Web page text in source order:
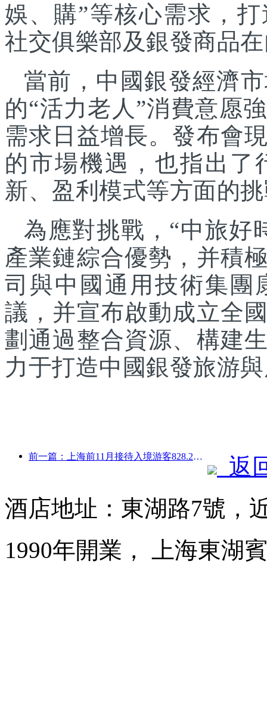
娛、購”等核心需求，
社交俱樂部及銀發商品
當前，中國銀發經濟
的“活力老人”消費意愿
需求日益增長。發布會
的市場機遇，也指出了
新、盈利模式等方面的
為應對挑戰，“中旅好
產業鏈綜合優勢，并積
司與中國通用技術集團
議，并宣布啟動成立全
劃通過整合資源、構建
力于打造中國銀發旅游
前一篇：上海前11月接待入境游客828.2萬人次，超越年初預期
返
酒店地址：東湖路7號，
1990年開業， 上海東湖